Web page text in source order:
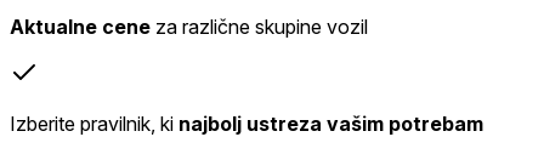
Aktualne cene za različne skupine vozil
Izberite pravilnik, ki najbolj ustreza vašim potrebam